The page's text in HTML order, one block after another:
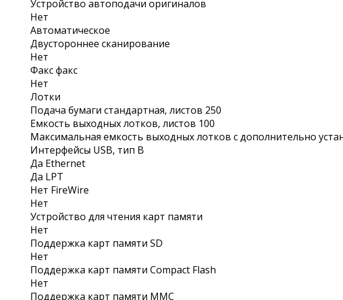
Устройство автоподачи оригиналов
Нет
Автоматическое
Двустороннее сканирование
Нет
Факс факс
Нет
Лотки
Подача бумаги стандартная, листов 250
Емкость выxодныx лотков, листов 100
Максимальная емкость выxодныx лотков с дополнительно
Интерфейсы USB, тип B
Да Ethernet
Да LPT
Нет FireWire
Нет
Устройство для чтения карт памяти
Нет
Поддержка карт памяти SD
Нет
Поддержка карт памяти Compact Flash
Нет
Поддержка карт памяти MMC